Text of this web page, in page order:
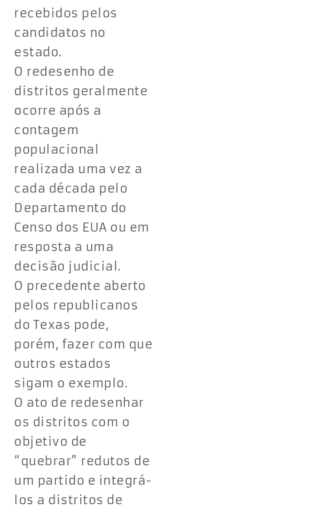
recebidos pelos
candidatos no
estado.
O redesenho de
distritos geralmente
ocorre após a
contagem
populacional
realizada uma vez a
cada década pelo
Departamento do
Censo dos EUA ou em
resposta a uma
decisão judicial.
O precedente aberto
pelos republicanos
do Texas pode,
porém, fazer com que
outros estados
sigam o exemplo.
O ato de redesenhar
os distritos com o
objetivo de
“quebrar” redutos de
um partido e integrá-
los a distritos de